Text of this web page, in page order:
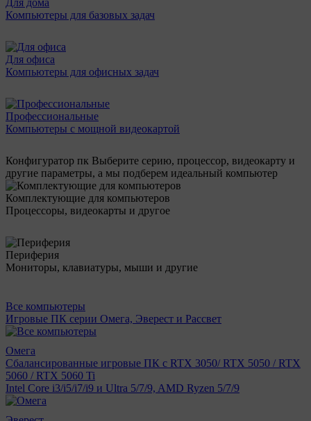
Для дома
Компьютеры для базовых задач
Для офиса
Компьютеры для офисных задач
Профессиональные
Компьютеры с мощной видеокартой
Конфигуратор пк Выберите серию, процессор, видеокарту и
другие параметры, а мы подберем идеальный компьютер
Комплектующие для компьютеров
Процессоры, видеокарты и другое
Периферия
Мониторы, клавиатуры, мыши и другие
Все компьютеры
Игровые ПК серии Омега, Эверест и Рассвет
Омега
Сбалансированные игровые ПК с RTX 3050/ RTX 5050 / RTX
5060 / RTX 5060 Ti
Intel Core i3/i5/i7/i9 и Ultra 5/7/9, AMD Ryzen 5/7/9